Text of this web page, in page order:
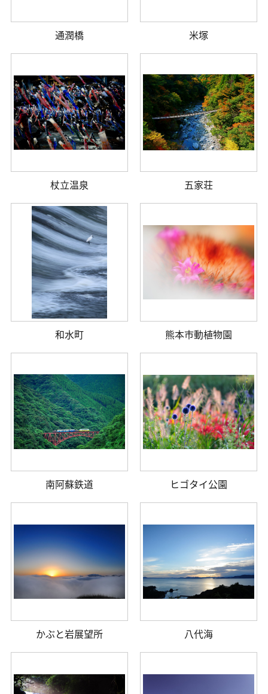
通潤橋 米塚
杖立温泉 五家荘
和水町 熊本市動植物園
南阿蘇鉄道 ヒゴタイ公園
かぶと岩展望所 八代海